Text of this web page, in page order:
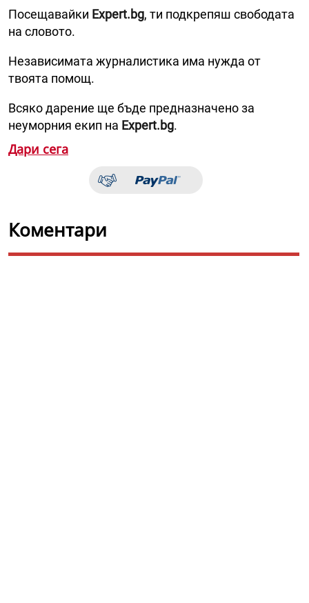
Посещавайки Expert.bg, ти подкрепяш свободата
на словото.
Независимата журналистика има нужда от
твоята помощ.
Всяко дарение ще бъде предназначено за
неуморния екип на Expert.bg.
Дари сега
Коментари